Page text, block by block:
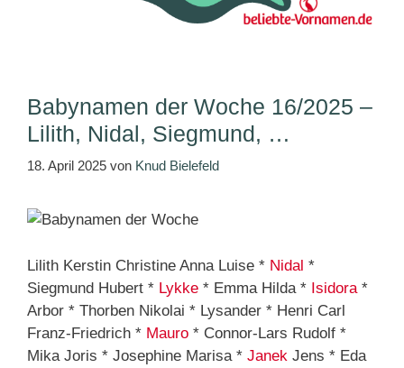
Babynamen der Woche 16/2025 –
Lilith, Nidal, Siegmund, …
18. April 2025 von Knud Bielefeld
Lilith Kerstin Christine Anna Luise * Nidal *
Siegmund Hubert * Lykke * Emma Hilda * Isidora *
Arbor * Thorben Nikolai * Lysander * Henri Carl
Franz-Friedrich * Mauro * Connor-Lars Rudolf *
Mika Joris * Josephine Marisa * Janek Jens * Eda